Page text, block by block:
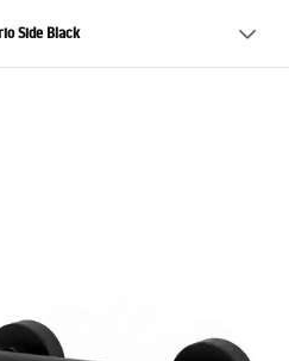
Side Black